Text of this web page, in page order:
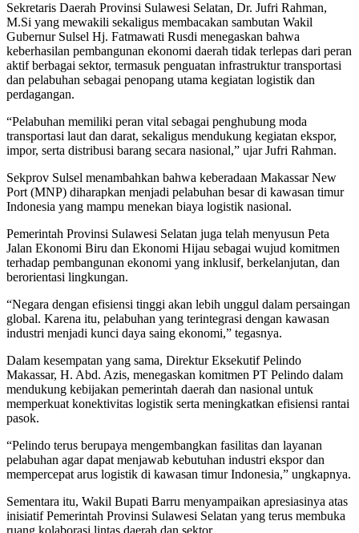
Sekretaris Daerah Provinsi Sulawesi Selatan, Dr. Jufri Rahman,
M.Si yang mewakili sekaligus membacakan sambutan Wakil
Gubernur Sulsel Hj. Fatmawati Rusdi menegaskan bahwa
keberhasilan pembangunan ekonomi daerah tidak terlepas dari peran
aktif berbagai sektor, termasuk penguatan infrastruktur transportasi
dan pelabuhan sebagai penopang utama kegiatan logistik dan
perdagangan.
“Pelabuhan memiliki peran vital sebagai penghubung moda
transportasi laut dan darat, sekaligus mendukung kegiatan ekspor,
impor, serta distribusi barang secara nasional,” ujar Jufri Rahman.
Sekprov Sulsel menambahkan bahwa keberadaan Makassar New
Port (MNP) diharapkan menjadi pelabuhan besar di kawasan timur
Indonesia yang mampu menekan biaya logistik nasional.
Pemerintah Provinsi Sulawesi Selatan juga telah menyusun Peta
Jalan Ekonomi Biru dan Ekonomi Hijau sebagai wujud komitmen
terhadap pembangunan ekonomi yang inklusif, berkelanjutan, dan
berorientasi lingkungan.
“Negara dengan efisiensi tinggi akan lebih unggul dalam persaingan
global. Karena itu, pelabuhan yang terintegrasi dengan kawasan
industri menjadi kunci daya saing ekonomi,” tegasnya.
Dalam kesempatan yang sama, Direktur Eksekutif Pelindo
Makassar, H. Abd. Azis, menegaskan komitmen PT Pelindo dalam
mendukung kebijakan pemerintah daerah dan nasional untuk
memperkuat konektivitas logistik serta meningkatkan efisiensi rantai
pasok.
“Pelindo terus berupaya mengembangkan fasilitas dan layanan
pelabuhan agar dapat menjawab kebutuhan industri ekspor dan
mempercepat arus logistik di kawasan timur Indonesia,” ungkapnya.
Sementara itu, Wakil Bupati Barru menyampaikan apresiasinya atas
inisiatif Pemerintah Provinsi Sulawesi Selatan yang terus membuka